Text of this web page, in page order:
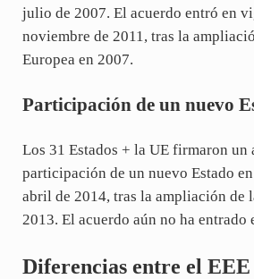
julio de 2007. El acuerdo entró en
noviembre de 2011, tras la
Europea en 2007.
Participación de un nuevo
Los 31 Estados + la UE firmaron un
participación de un nuevo Estado
abril de 2014, tras la ampliación de
2013. El acuerdo aún no ha entrado
Diferencias entre el